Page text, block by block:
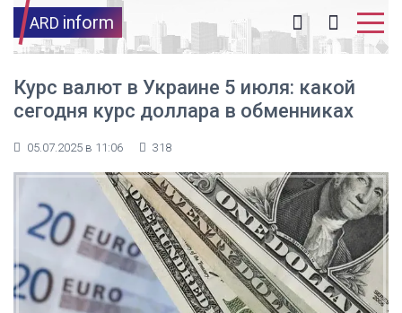
ARD inform
Курс валют в Украине 5 июля: какой
сегодня курс доллара в обменниках
05.07.2025 в 11:06 318